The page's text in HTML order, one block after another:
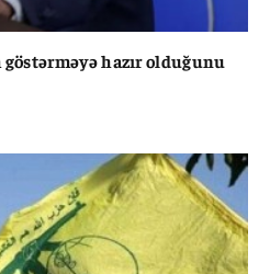
hazır olduğunu